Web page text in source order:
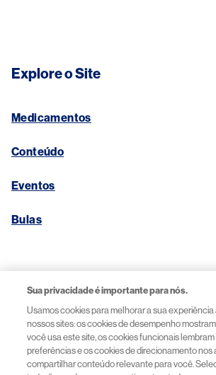
Explore o Site
Medicamentos
Conteúdo
Eventos
Bulas
Aviso de Privacidade
Termos de Uso
Sua privacidade é importante para nós.
Usamos cookies para melhorar a sua experiência
nossos sites: os cookies de desempenho
você usa este site, os cookies funcionais lembram
preferências e os cookies de direcionamento nos
compartilhar conteúdo relevante para você.